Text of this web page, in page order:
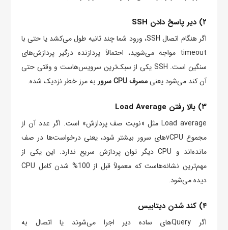
۲) دیر پاسخ دادن SSH
اگر هنگام اتصال SSH، ورود شما چند ثانیه طول می‌کشد یا حتی با
timeout مواجه می‌شوید، احتمالاً پردازنده درگیر پردازش‌های
سنگین است. SSH یکی از سبک‌ترین سرویس‌هاست و وقتی حتی
آن کند می‌شود یعنیمصرف CPU سرور به مرز خطر نزدیک شده.
۳) بالا رفتن Load Average
Load average مثل «نوبت صف پردازش» است. اگر عدد آن از
مجموع vCPUهای سرور بیشتر شود، یعنی درخواست‌ها در صف
مانده‌اند و CPU دیگر توان پردازش سریع ندارد. این یکی از
مهم‌ترین نشانه‌هاست که معمولاً قبل از 100% شدن کامل CPU
دیده می‌شود.
۴) کند شدن دیتابیس
اگر Queryهای ساده دیر اجرا می‌شوند یا اتصال به